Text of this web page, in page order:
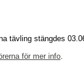
tävling stängdes
för mer info.